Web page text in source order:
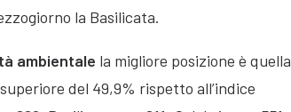
la Basilicata.
ambientale la migliore posizione è quella
del 49,9% rispetto all’indice